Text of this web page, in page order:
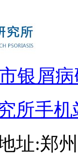
银屑
所手机
址:郑